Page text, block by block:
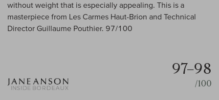
without weight that is especially appealing. This is a
masterpiece from Les Carmes Haut-Brion and Technical
Director Guillaume Pouthier. 97/100
97–98
/100